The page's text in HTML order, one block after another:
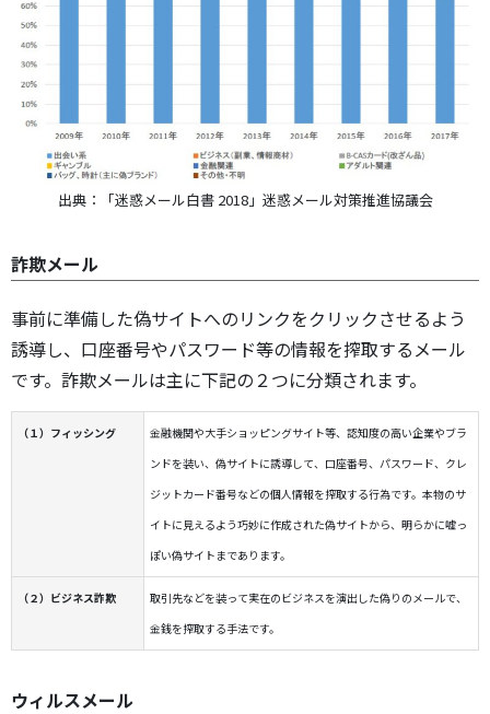
出典：「迷惑メール白書 2018」迷惑メール対策推進協議会
詐欺メール
事前に準備した偽サイトへのリンクをクリックさせるよう
誘導し、口座番号やパスワード等の情報を搾取するメール
です。詐欺メールは主に下記の２つに分類されます。
（１）フィッシング
金融機関や大手ショッピングサイト等、認知度の高い企業やブラ
ンドを装い、偽サイトに誘導して、口座番号、パスワード、クレ
ジットカード番号などの個人情報を搾取する行為です。本物のサ
イトに見えるよう巧妙に作成された偽サイトから、明らかに嘘っ
ぽい偽サイトまであります。
（２）ビジネス詐欺
取引先などを装って実在のビジネスを演出した偽りのメールで、
金銭を搾取する手法です。
ウィルスメール